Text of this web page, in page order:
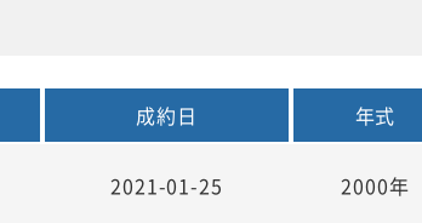
成約日 年式
2021-01-25 2000年